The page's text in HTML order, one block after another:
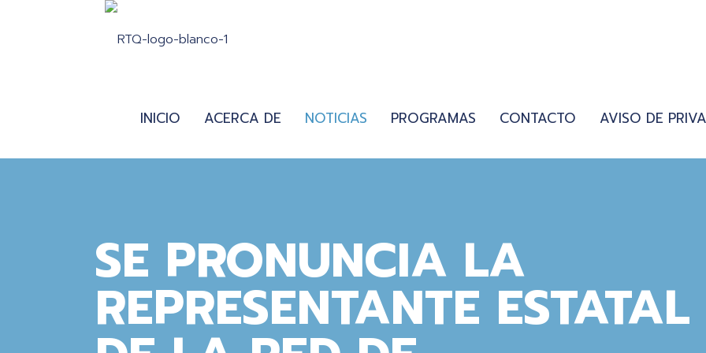
INICIO ACERCA DE NOTICIAS PROGRAMAS CONTACTO AVISO DE
SE PRONUNCIA LA
REPRESENTANTE ESTATAL